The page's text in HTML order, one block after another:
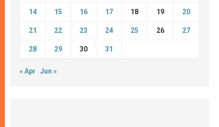
14 15 16 17 18 19 20
21 22 23 24 25 26 27
28 29 30 31
« Apr Jun »